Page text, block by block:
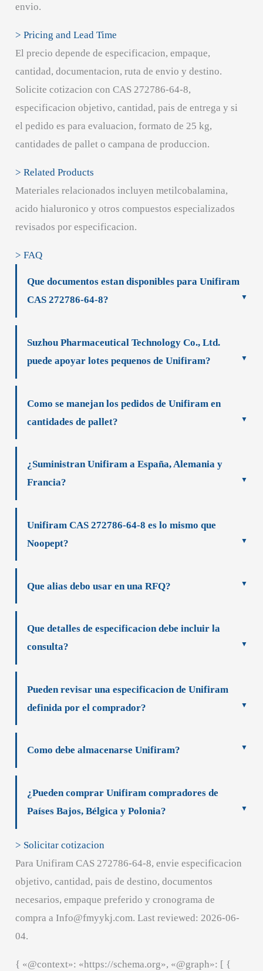
envio.
> Pricing and Lead Time
El precio depende de especificacion, empaque,
cantidad, documentacion, ruta de envio y destino.
Solicite cotizacion con CAS 272786-64-8,
especificacion objetivo, cantidad, pais de entrega y si
el pedido es para evaluacion, formato de 25 kg,
cantidades de pallet o campana de produccion.
> Related Products
Materiales relacionados incluyen metilcobalamina,
acido hialuronico y otros compuestos especializados
revisados por especificacion.
> FAQ
Que documentos estan disponibles para Unifiram
CAS 272786-64-8?
Suzhou Pharmaceutical Technology Co., Ltd.
puede apoyar lotes pequenos de Unifiram?
Como se manejan los pedidos de Unifiram en
cantidades de pallet?
¿Suministran Unifiram a España, Alemania y
Francia?
Unifiram CAS 272786-64-8 es lo mismo que
Noopept?
Que alias debo usar en una RFQ?
Que detalles de especificacion debe incluir la
consulta?
Pueden revisar una especificacion de Unifiram
definida por el comprador?
Como debe almacenarse Unifiram?
¿Pueden comprar Unifiram compradores de
Países Bajos, Bélgica y Polonia?
> Solicitar cotizacion
Para Unifiram CAS 272786-64-8, envie especificacion
objetivo, cantidad, pais de destino, documentos
necesarios, empaque preferido y cronograma de
compra a Info@fmyykj.com. Last reviewed: 2026-06-
04.
{ «@context»: «https://schema.org», «@graph»: [ {